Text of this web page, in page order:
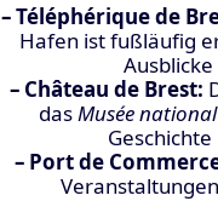
– Téléphérique de
Hafen ist fußläufig
– Château de Brest:
das Musée
– Port de